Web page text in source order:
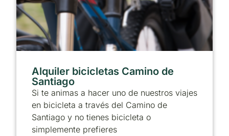
Alquiler bicicletas Camino de
Santiago
Si te animas a hacer uno de nuestros viajes
en bicicleta a través del Camino de
Santiago y no tienes bicicleta o
simplemente prefieres